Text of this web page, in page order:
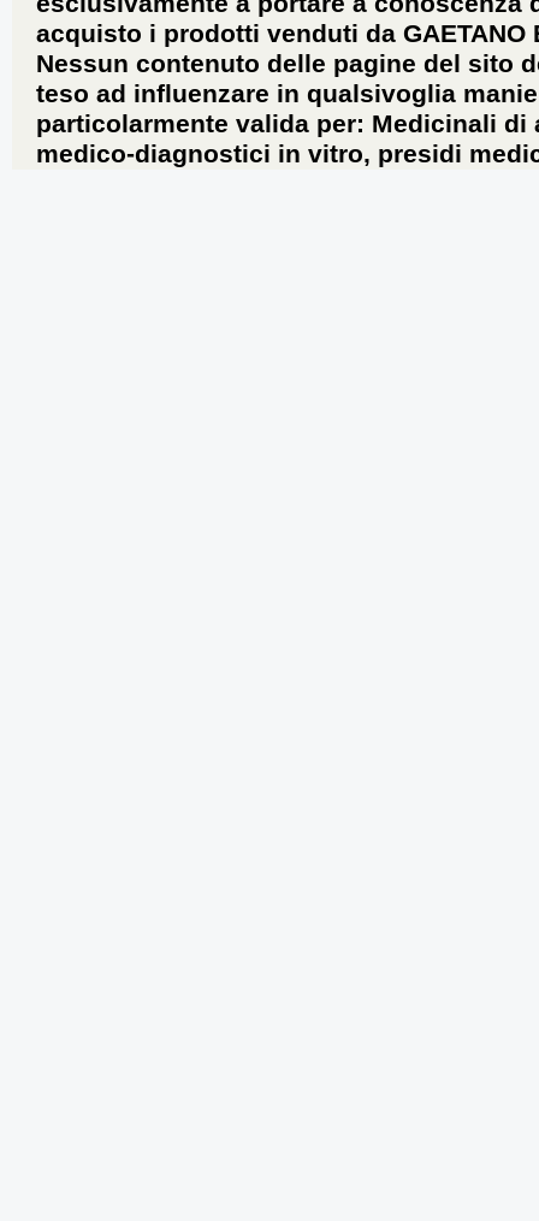
acquisto i prodotti venduti da GAETANO
Nessun contenuto delle pagine del sito
teso ad influenzare in qualsivoglia
particolarmente valida per: Medicinali
medico-diagnostici in vitro, presidi